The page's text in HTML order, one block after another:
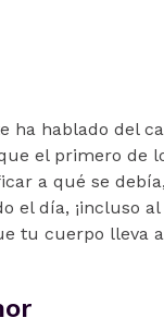
ha hablado del
el primero de
a qué se
el día, ¡incluso
tu cuerpo lleva